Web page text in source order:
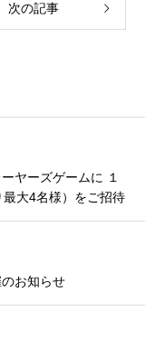
次の記事
ヤーズゲームに １
大4名様）をご招待
お知らせ